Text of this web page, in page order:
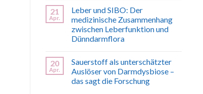
Diagnostics
zu
Bauchspeicheldrüse
und
SIBO:
Die
Rolle
Pankreasfunktion
bei
der
Entwicklung
21
Apr.
Leber und SIBO: Der
medizinische Zusammenhang
zwischen Leberfunktion und
Dünndarmflora
zu
Leber
und
SIBO:
20
Apr.
Sauerstoff als unterschätzter
Auslöser von Darmdysbiose –
das sagt die Forschung